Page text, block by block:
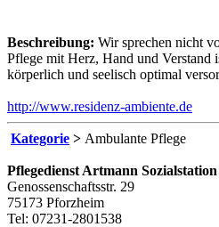
Beschreibung: Wir sprechen nicht
Pflege mit Herz, Hand und Verstand
körperlich und seelisch optimal
http://www.residenz-ambiente.de
Kategorie > Ambulante Pflege
Pflegedienst Artmann Sozialstation
Genossenschaftsstr. 29
75173 Pforzheim
Tel: 07231-2801538